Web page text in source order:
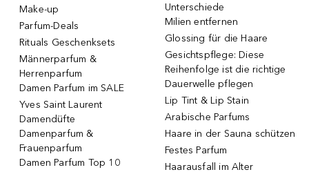
Make-up
Parfum-Deals
Rituals Geschenksets
Männerparfum &
Herrenparfum
Damen Parfum im SALE
Yves Saint Laurent
Damendüfte
Damenparfum &
Frauenparfum
Damen Parfum Top 10
Unterschiede
Milien entfernen
Glossing für die Haare
Gesichtspflege: Diese
Reihenfolge ist die richtige
Dauerwelle pflegen
Lip Tint & Lip Stain
Arabische Parfums
Haare in der Sauna schützen
Festes Parfum
Haarausfall im Alter